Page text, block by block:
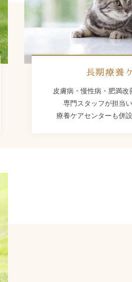
長期療養
皮膚病・慢性病・肥満改
専門スタッフが担当い
療養ケアセンターも併